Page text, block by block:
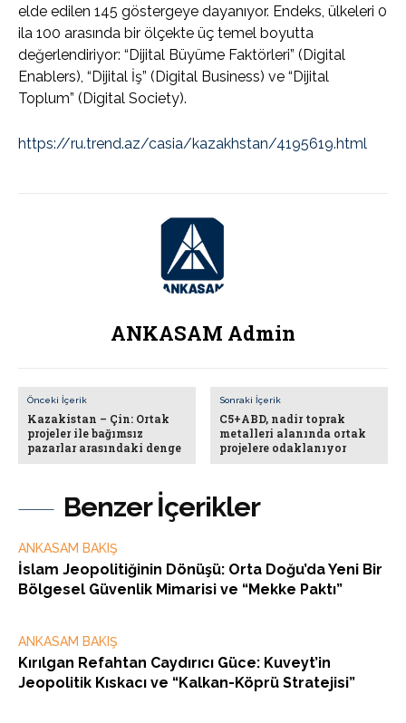
Benzer İçerikler
ANKASAM BAKIŞ
İslam Jeopolitiğinin Dönüşü: Orta Doğu’da Yeni Bir
Bölgesel Güvenlik Mimarisi ve “Mekke Paktı”
ANKASAM BAKIŞ
Kırılgan Refahtan Caydırıcı Güce: Kuveyt’in
Jeopolitik Kıskacı ve “Kalkan-Köprü Stratejisi”
elde edilen 145 göstergeye dayanıyor. Endeks, ülkeleri 0
ila 100 arasında bir ölçekte üç temel boyutta
değerlendiriyor: “Dijital Büyüme Faktörleri” (Digital
Enablers), “Dijital İş” (Digital Business) ve “Dijital
Toplum” (Digital Society).
https://ru.trend.az/casia/kazakhstan/4195619.html
ANKASAM Admin
Önceki İçerik
Kazakistan – Çin: Ortak
projeler ile bağımsız
pazarlar arasındaki denge
Sonraki İçerik
C5+ABD, nadir toprak
metalleri alanında ortak
projelere odaklanıyor